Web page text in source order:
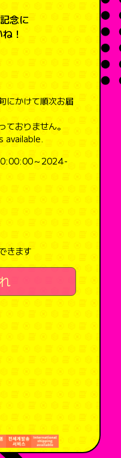
念に
！
にかけて順次お届
おりません。
available.
～2024-
きます